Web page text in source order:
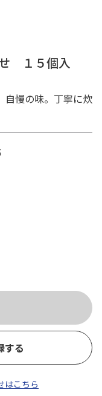
１５個入
自慢の味。丁寧に炊
する
はこちら